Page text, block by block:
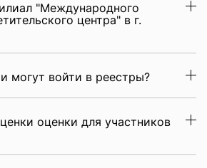
"Международного
центра" в г.
могут войти в реестры?
оценки для участников